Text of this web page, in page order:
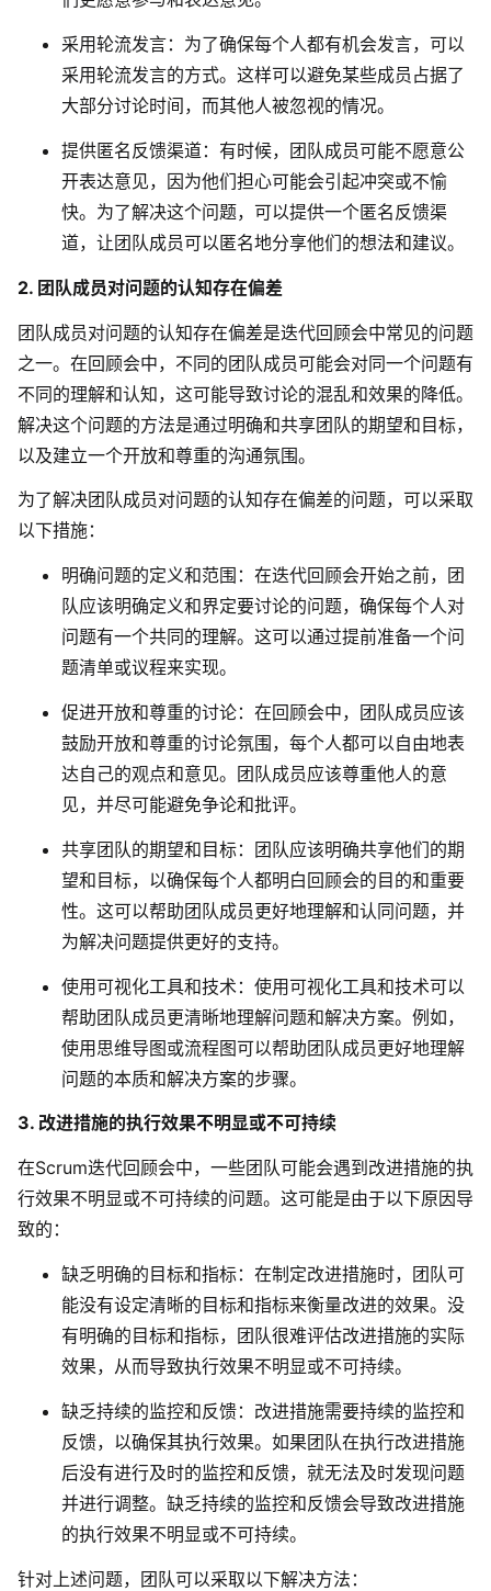
采用轮流发言：为了确保每个人都有机会发言，可以
采用轮流发言的方式。这样可以避免某些成员占据了
大部分讨论时间，而其他人被忽视的情况。
提供匿名反馈渠道：有时候，团队成员可能不愿意公
开表达意见，因为他们担心可能会引起冲突或不愉
快。为了解决这个问题，可以提供一个匿名反馈渠
道，让团队成员可以匿名地分享他们的想法和建议。
2. 团队成员对问题的认知存在偏差
团队成员对问题的认知存在偏差是迭代回顾会中常见的问题
之一。在回顾会中，不同的团队成员可能会对同一个问题有
不同的理解和认知，这可能导致讨论的混乱和效果的降低。
解决这个问题的方法是通过明确和共享团队的期望和目标，
以及建立一个开放和尊重的沟通氛围。
为了解决团队成员对问题的认知存在偏差的问题，可以采取
以下措施：
明确问题的定义和范围 ：在迭代回顾会开始之前，团
队应该明确定义和界定要讨论的问题，确保每个人对
问题有一个共同的理解。这可以通过提前准备一个问
题清单或议程来实现。
促进开放和尊重的讨论：在回顾会中，团队成员应该
鼓励开放和尊重的讨论氛围，每个人都可以自由地表
达自己的观点和意见。团队成员应该尊重他人的意
见，并尽可能避免争论和批评。
共享团队的期望和目标：团队应该明确共享他们的期
望和目标，以确保每个人都明白回顾会的目的和重要
性。这可以帮助团队成员更好地理解和认同问题，并
为解决问题提供更好的支持。
使用可视化工具和技术：使用可视化工具和技术可以
帮助团队成员更清晰地理解问题和解决方案。例如，
使用思维导图或流程图可以帮助团队成员更好地理解
问题的本质和解决方案的步骤。
3. 改进措施的执行效果不明显或不可持续
在Scrum迭代回顾会中，一些团队可能会遇到改进措施的执
行效果不明显或不可持续的问题。这可能是由于以下原因导
致的：
缺乏明确的目标和指标：在制定改进措施时，团队可
能没有设定清晰的目标和指标来衡量改进的效果。没
有明确的目标和指标，团队很难评估改进措施的实际
效果，从而导致执行效果不明显或不可持续。
缺乏持续的监控和反馈：改进措施需要持续的监控和
反馈，以确保其执行效果。如果团队在执行改进措施
后没有进行及时的监控和反馈，就无法及时发现问题
并进行调整。缺乏持续的监控和反馈会导致改进措施
的执行效果不明显或不可持续。
针对上述问题，团队可以采取以下解决方法：